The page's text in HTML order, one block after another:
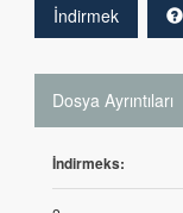
İndirmek
Dosya Ayrıntıları
İndirmeks: